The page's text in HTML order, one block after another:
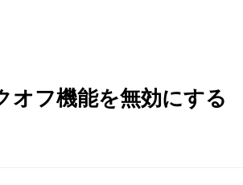
オフ機能を無効にする